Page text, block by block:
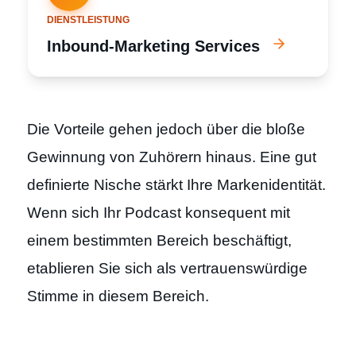
DIENSTLEISTUNG
Inbound-Marketing Services
Die Vorteile gehen jedoch über die bloße
Gewinnung von Zuhörern hinaus. Eine gut
definierte Nische stärkt Ihre Markenidentität.
Wenn sich Ihr Podcast konsequent mit
einem bestimmten Bereich beschäftigt,
etablieren Sie sich als vertrauenswürdige
Stimme in diesem Bereich.